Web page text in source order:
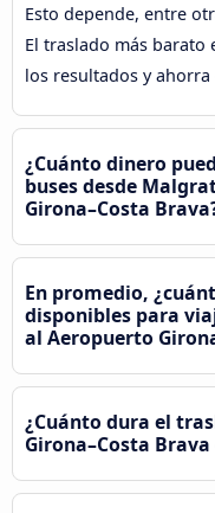
Esto depende, entre
El traslado más barato
los resultados y
¿Cuánto dinero
buses desde
Girona–Costa
En promedio,
disponibles para
al Aeropuerto
¿Cuánto dura el
Girona–Costa